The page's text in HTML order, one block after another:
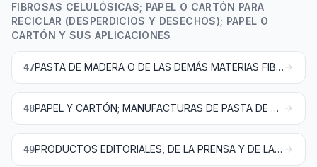
FIBROSAS CELULÓSICAS; PAPEL O CARTÓN PARA
RECICLAR (DESPERDICIOS Y DESECHOS); PAPEL O
CARTÓN Y SUS APLICACIONES
47 PASTA DE MADERA O DE LAS DEMÁS MATERIAS FIBROSAS CELULÓSICAS; PAPEL O CARTÓN PARA RECICLAR (DESPERDICIOS Y DESECHOS)
48 PAPEL Y CARTÓN; MANUFACTURAS DE PASTA DE CELULOSA, DE PAPEL O CARTÓN
49 PRODUCTOS EDITORIALES, DE LA PRENSA Y DE LAS DEMÁS INDUSTRIAS GRÁFICAS; TEXTOS MANUSCRITOS O MECANOGRAFIADOS Y PLANOS